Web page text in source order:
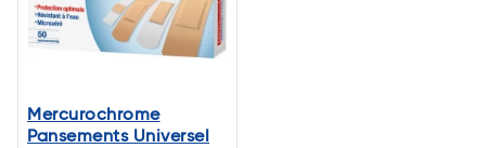
Mercurochrome
Pansements Universel